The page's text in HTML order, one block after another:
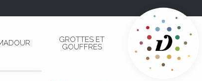
GROTTES ET
GOUFFRES
Ginette